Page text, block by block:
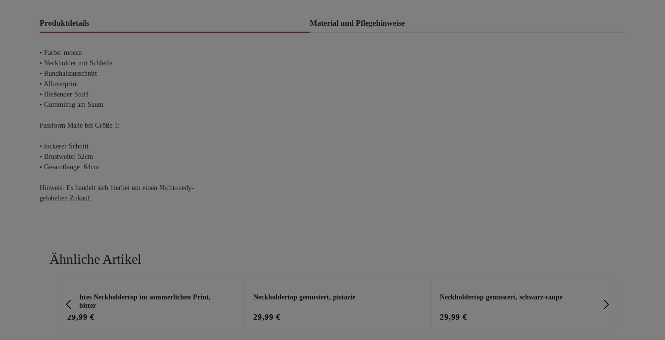
Produktdetails Material und Pflegehinweise
• Farbe: mocca
• Neckholder mit Schleife
• Rundhalsausschnitt
• Alloverprint
• fließender Stoff
• Gummizug am Saum
Passform Maße bei Größe 1:
• lockerer Schnitt
• Brustweite: 52cm
• Gesamtlänge: 64cm
Hinweis: Es handelt sich hierbei um einen Nicht-tredy-
gelabelten Zukauf.
Ähnliche Artikel
Leichtes Neckholdertop im sommerlichen Print,
zartbitter
29,99 €
Neckholdertop gemustert, pistazie
29,99 €
Neckholdertop gemustert, schwarz-taupe
29,99 €